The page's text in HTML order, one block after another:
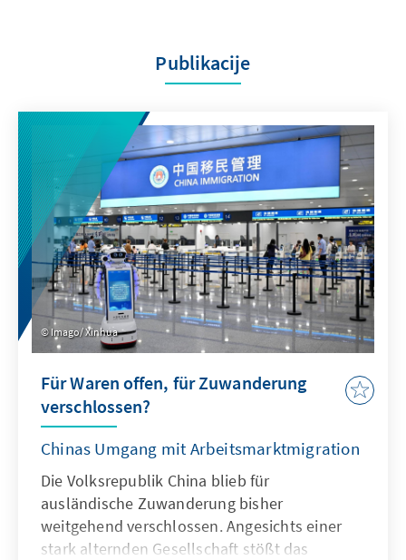
Publikacije
Imago/ Xinhua
Für Waren offen, für Zuwanderung
verschlossen?
Chinas Umgang mit Arbeitsmarktmigration
Die Volksrepublik China blieb für
ausländische Zuwanderung bisher
weitgehend verschlossen. Angesichts einer
stark alternden Gesellschaft stößt das